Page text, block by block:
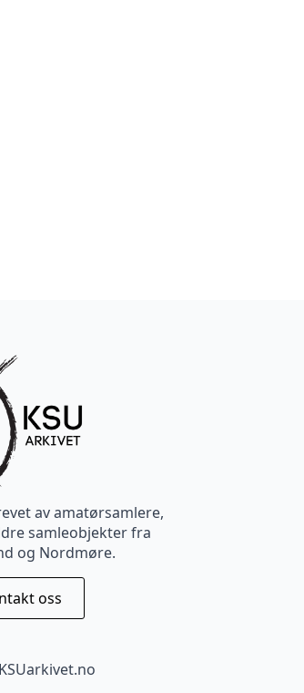
av amatørsamlere,
samleobjekter fra
og Nordmøre.
oss